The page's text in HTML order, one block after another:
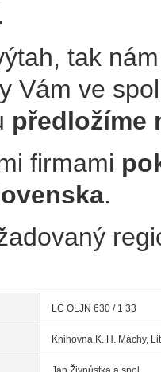
tak
Vám ve
předložíme
firmami
.
LC OLJN 630 / 1 33
Knihovna K. H. Máchy,